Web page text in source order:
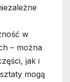
w
– można
jak i
mogą